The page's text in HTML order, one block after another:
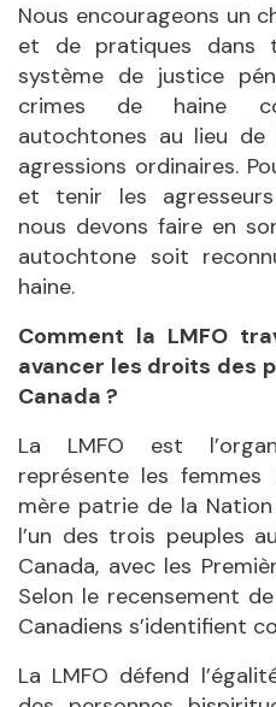
Nous encourageons un
et de pratiques dans
système de justice
crimes de haine
autochtones au lieu de
agressions ordinaires.
et tenir les
nous devons faire en
autochtone soit
haine.
Comment la LMFO
avancer les droits des
Canada ?
La LMFO est
représente les
mère patrie de la
l’un des trois peuples
Canada, avec les
Selon le recensement
Canadiens s’identifient
La LMFO défend